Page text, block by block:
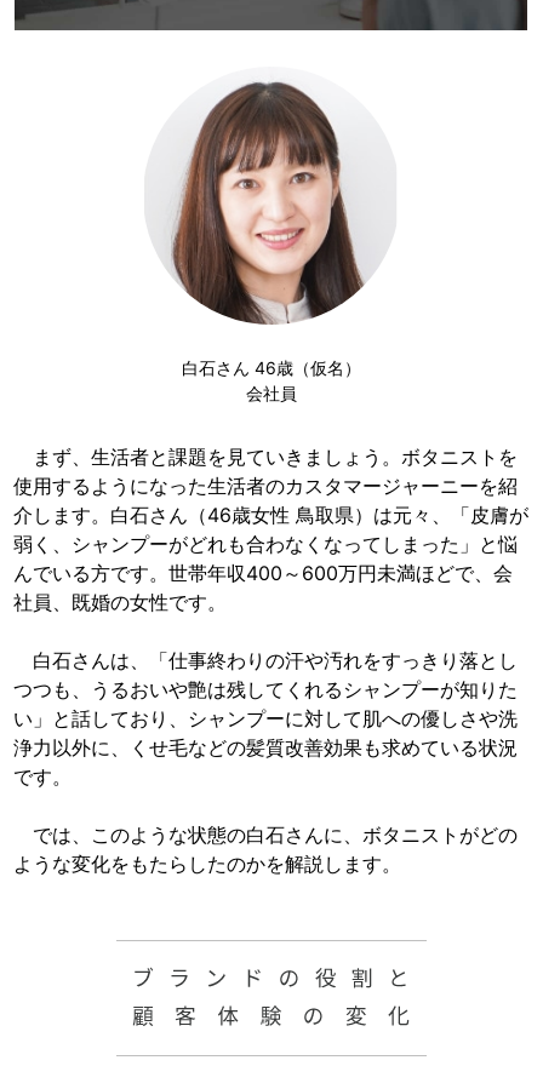
白石さん 46歳（仮名）
会社員
まず、生活者と課題を見ていきましょう。ボタニストを
使用するようになった生活者のカスタマージャーニーを紹
介します。白石さん（46歳女性 鳥取県）は元々、「皮膚が
弱く、シャンプーがどれも合わなくなってしまった」と悩
んでいる方です。世帯年収400～600万円未満ほどで、会
社員、既婚の女性です。
白石さんは、「仕事終わりの汗や汚れをすっきり落とし
つつも、うるおいや艶は残してくれるシャンプーが知りた
い」と話しており、シャンプーに対して肌への優しさや洗
浄力以外に、くせ毛などの髪質改善効果も求めている状況
です。
では、このような状態の白石さんに、ボタニストがどの
ような変化をもたらしたのかを解説します。